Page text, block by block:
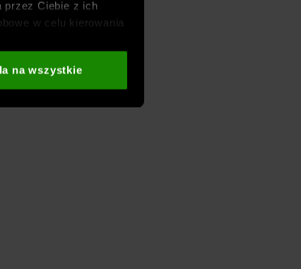
przez Ciebie z ich
w celu kierowania
sekcji „Szczegóły”
na wszystkie